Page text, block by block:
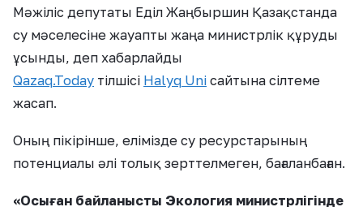
Мәжіліс депутаты Еділ Жаңбыршин Қазақстанда
су мәселесіне жауапты жаңа министрлік құруды
ұсынды, деп хабарлайды
Qazaq.Today тілшісі Halyq Unі сайтына сілтеме
жасап.
Оның пікірінше, елімізде су ресурстарының
потенциалы әлі толық зерттелмеген, бағаланбаған.
«Осыған байланысты Экология министрлігінде